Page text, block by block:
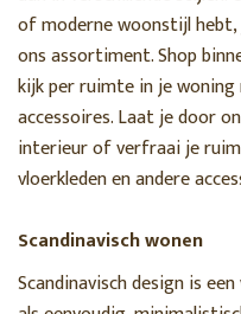
of moderne woonstijl
ons assortiment. Shop
kijk per ruimte in je woning
accessoires. Laat je door
interieur of verfraai je
vloerkleden en andere
Scandinavisch wonen
Scandinavisch design is